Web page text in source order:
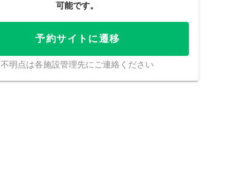
可能です。
予約サイトに遷移
不明点は各施設管理先にご連絡ください